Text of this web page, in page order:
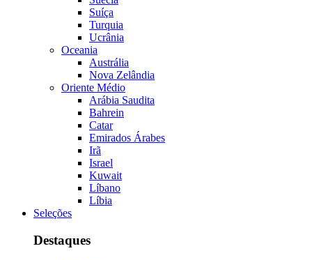
Suíça
Turquia
Ucrânia
Oceania
Austrália
Nova Zelândia
Oriente Médio
Arábia Saudita
Bahrein
Catar
Emirados Árabes
Irã
Israel
Kuwait
Líbano
Líbia
Seleções
Destaques